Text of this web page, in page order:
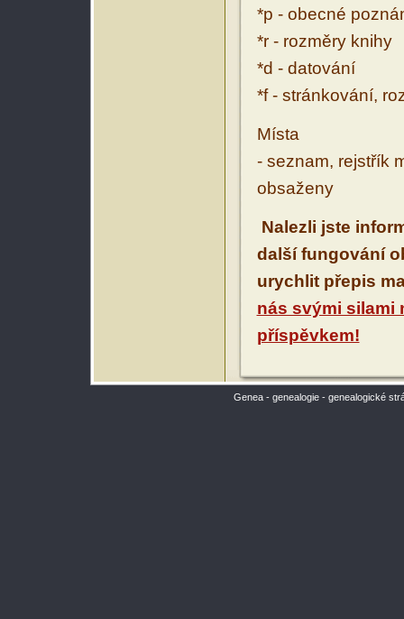
*p - obecné
*r - rozměry knihy
*d - datování
*f - stránkování,
Místa
- seznam, rejstřík
obsaženy
Nalezli jste
další fungování
urychlit přepis
nás svými silami
příspěvkem!
Genea - genealogie - genealogické